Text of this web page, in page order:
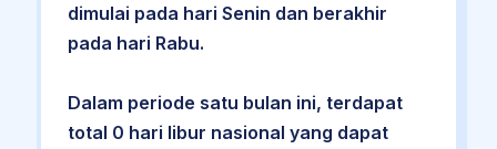
dimulai pada hari Senin dan berakhir
pada hari Rabu.
Dalam periode satu bulan ini, terdapat
total 0 hari libur nasional yang dapat